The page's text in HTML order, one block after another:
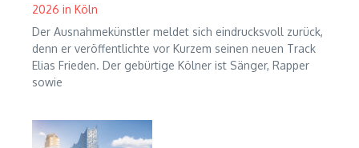
2026 in Köln
Der Ausnahmekünstler meldet sich eindrucksvoll zurück,
denn er veröffentlichte vor Kurzem seinen neuen Track
Elias Frieden. Der gebürtige Kölner ist Sänger, Rapper
sowie